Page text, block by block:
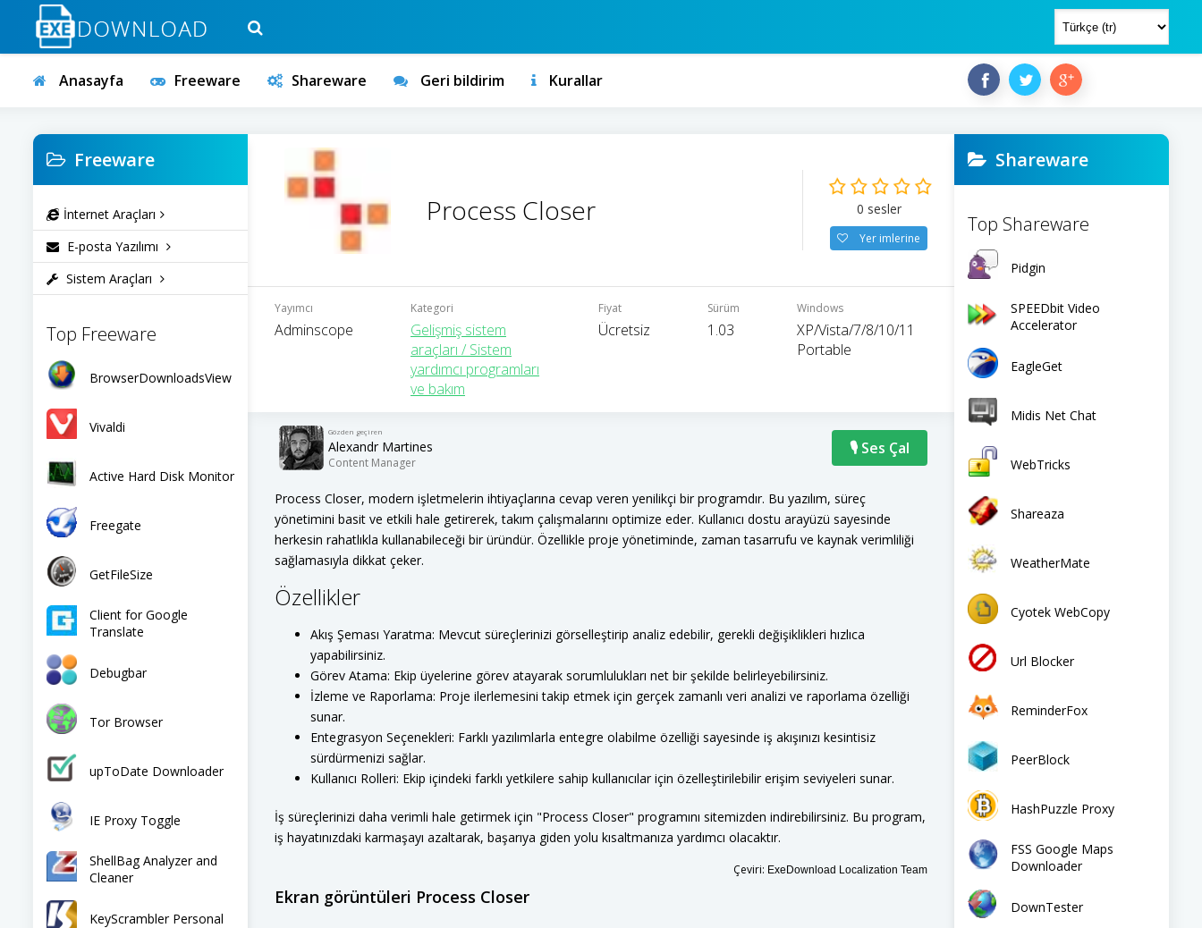
Anasayfa Freeware Shareware Geri bildirim Kurallar
Freeware
İnternet Araçları
E-posta Yazılımı
Sistem Araçları
Top Freeware
BrowserDownloadsView
Vivaldi
Active Hard Disk Monitor
Freegate
GetFileSize
Client for Google
Translate
Debugbar
Tor Browser
upToDate Downloader
IE Proxy Toggle
ShellBag Analyzer and
Cleaner
KeyScrambler Personal
Process Closer 0 sesler
Yer imlerine
Yayımcı
Adminscope
Kategori
Gelişmiş sistem
araçları / Sistem
yardımcı programları
ve bakım
Fiyat
Ücretsiz
Sürüm
1.03
Windows
XP/Vista/7/8/10/11
Portable
🎙 Ses Çal
Gözden geçiren
Alexandr Martines
Content Manager
Process Closer, modern işletmelerin ihtiyaçlarına cevap veren yenilikçi bir programdır. Bu yazılım, süreç
yönetimini basit ve etkili hale getirerek, takım çalışmalarını optimize eder. Kullanıcı dostu arayüzü sayesinde
herkesin rahatlıkla kullanabileceği bir üründür. Özellikle proje yönetiminde, zaman tasarrufu ve kaynak verimliliği
sağlamasıyla dikkat çeker.
Özellikler
Akış Şeması Yaratma: Mevcut süreçlerinizi görselleştirip analiz edebilir, gerekli değişiklikleri hızlıca
yapabilirsiniz.
Görev Atama: Ekip üyelerine görev atayarak sorumlulukları net bir şekilde belirleyebilirsiniz.
İzleme ve Raporlama: Proje ilerlemesini takip etmek için gerçek zamanlı veri analizi ve raporlama özelliği
sunar.
Entegrasyon Seçenekleri: Farklı yazılımlarla entegre olabilme özelliği sayesinde iş akışınızı kesintisiz
sürdürmenizi sağlar.
Kullanıcı Rolleri: Ekip içindeki farklı yetkilere sahip kullanıcılar için özelleştirilebilir erişim seviyeleri sunar.
İş süreçlerinizi daha verimli hale getirmek için "Process Closer" programını sitemizden indirebilirsiniz. Bu program,
iş hayatınızdaki karmaşayı azaltarak, başarıya giden yolu kısaltmanıza yardımcı olacaktır.
Çeviri: ExeDownload Localization Team
Ekran görüntüleri Process Closer
Shareware
Top Shareware
Pidgin
SPEEDbit Video
Accelerator
EagleGet
Midis Net Chat
WebTricks
Shareaza
WeatherMate
Cyotek WebCopy
Url Blocker
ReminderFox
PeerBlock
HashPuzzle Proxy
FSS Google Maps
Downloader
DownTester